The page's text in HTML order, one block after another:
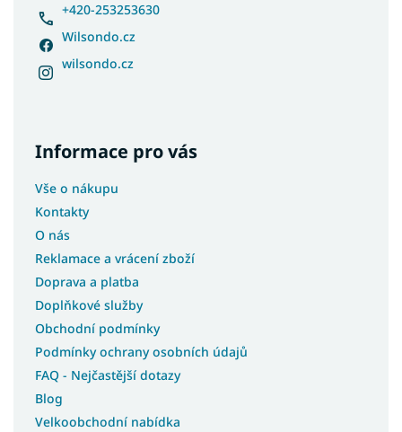
+420-253253630
Wilsondo.cz
wilsondo.cz
Informace pro vás
Vše o nákupu
Kontakty
O nás
Reklamace a vrácení zboží
Doprava a platba
Doplňkové služby
Obchodní podmínky
Podmínky ochrany osobních údajů
FAQ - Nejčastější dotazy
Blog
Velkoobchodní nabídka